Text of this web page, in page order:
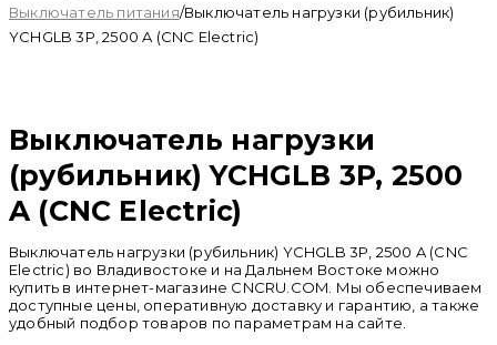
Выключатель питания/Выключатель нагрузки (рубильник)
YCHGLB 3P, 2500 A (CNC Electric)
Выключатель нагрузки
(рубильник) YCHGLB 3P, 2500
A (CNC Electric)
Выключатель нагрузки (рубильник) YCHGLB 3P, 2500 A (CNC
Electric) во Владивостоке и на Дальнем Востоке можно
купить в интернет-магазине CNCRU.COM. Мы обеспечиваем
доступные цены, оперативную доставку и гарантию, а также
удобный подбор товаров по параметрам на сайте.